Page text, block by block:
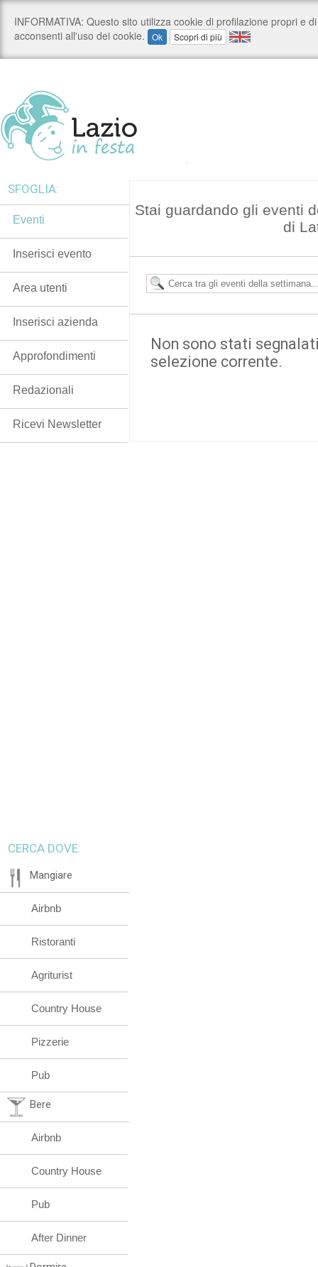
Stai guardando gli eventi
di
Non sono stati
selezione corrente.
SFOGLIA:
Eventi
Inserisci evento
Area utenti
Inserisci azienda
Approfondimenti
Redazionali
Ricevi Newsletter
CERCA DOVE:
Mangiare
Airbnb
Ristoranti
Agriturist
Country House
Pizzerie
Pub
Bere
Airbnb
Country House
Pub
After Dinner